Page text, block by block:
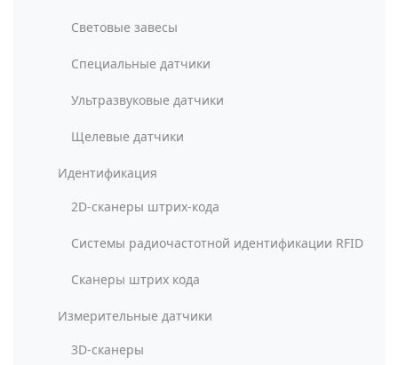
Световые завесы
Специальные датчики
Ультразвуковые датчики
Щелевые датчики
Идентификация
2D-сканеры штрих-кода
Системы радиочастотной идентификации RFID
Сканеры штрих кода
Измерительные датчики
3D-сканеры